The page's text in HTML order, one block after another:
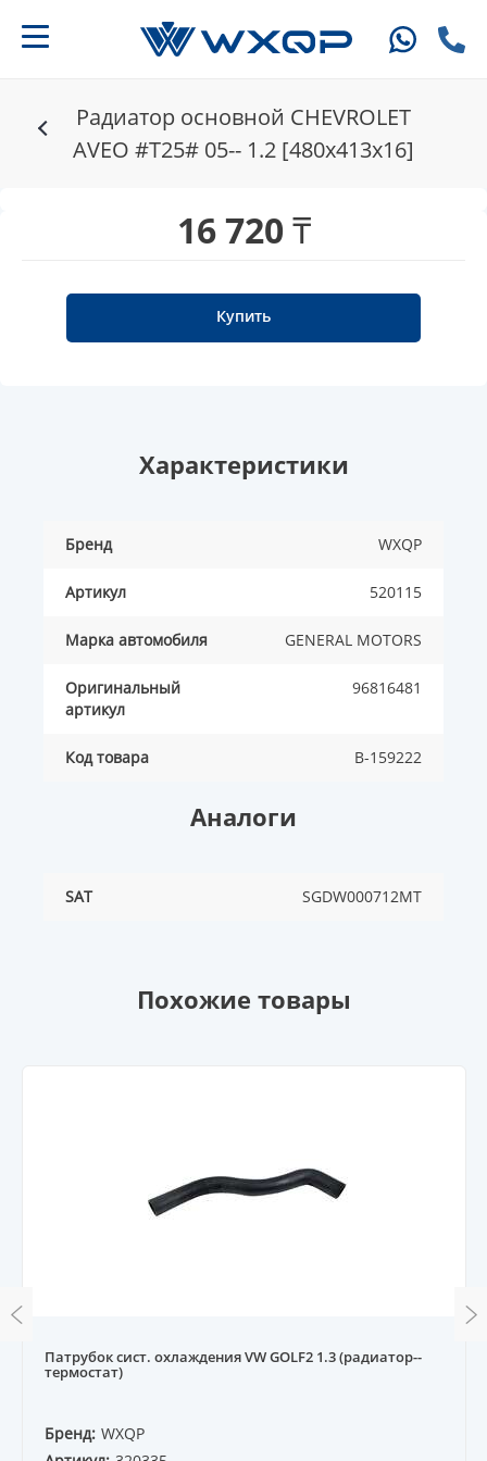
Радиатор основной CHEVROLET
AVEO #T25# 05-- 1.2 [480x413x16]
16 720 ₸
Купить
Характеристики
Бренд WXQP
Артикул 520115
Марка автомобиля GENERAL MOTORS
Оригинальный
артикул
96816481
Код товара B-159222
Аналоги
SAT SGDW000712MT
Похожие товары
Патрубок сист. охлаждения VW GOLF2 1.3 (радиатор--
термостат)
Бренд: WXQP